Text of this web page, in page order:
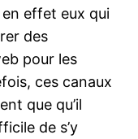
en effet eux qui
des
pour les
ces canaux
que qu’il
de s’y